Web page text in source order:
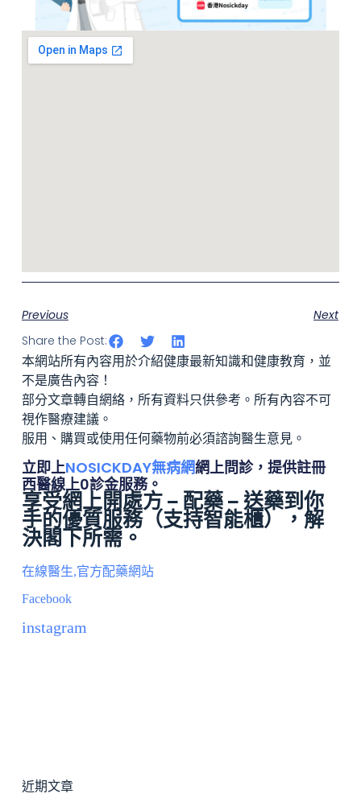
Previous
Next
Share the Post:
本網站所有內容用於介紹健康最新知識和健康教育，並
不是廣告內容！
部分文章轉自網絡，所有資料只供參考。所有內容不可
視作醫療建議。
服用、購買或使用任何藥物前必須諮詢醫生意見。
立即上NOSICKDAY無病網網上問診，提供註冊
西醫線上0診金服務。
享受網上開處方 – 配藥 – 送藥到你
手的優質服務（支持智能櫃），解
決閣下所需。
在線醫生,官方配藥網站
Facebook
instagram
近期文章